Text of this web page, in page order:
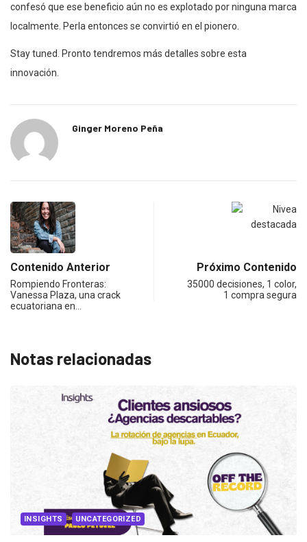
confesó que ese beneficio aún no es explotado por ninguna marca
localmente. Perla entonces se convirtió en el pionero.
Stay tuned. Pronto tendremos más detalles sobre esta
innovación.
Ginger Moreno Peña
Contenido Anterior
Rompiendo Fronteras:
Vanessa Plaza, una crack
ecuatoriana en…
Próximo Contenido
35000 decisiones, 1 color,
1 compra segura
Notas relacionadas